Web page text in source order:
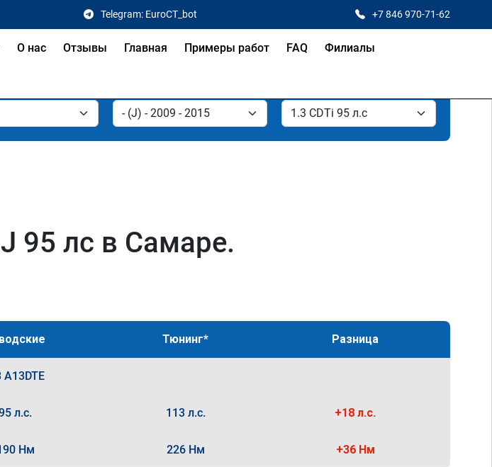
Telegram: EuroCT_bot +7 846 970-71-62
О нас Отзывы Главная Примеры работ FAQ Филиалы
95 лс в Самаре.
Тюнинг* Разница
A13DTE
л.с. 113 л.с. +18 л.с.
Нм 226 Нм +36 Нм